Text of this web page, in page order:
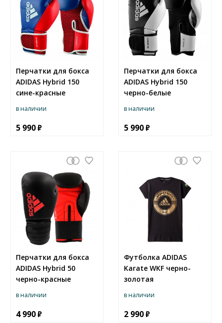
Перчатки для бокса
ADIDAS Hybrid 150
сине-красные
в наличии
5 990
Перчатки для бокса
ADIDAS Hybrid 150
черно-белые
в наличии
5 990
Перчатки для бокса
ADIDAS Hybrid 50
черно-красные
в наличии
4 990
Футболка ADIDAS
Karate WKF черно-
золотая
в наличии
2 990